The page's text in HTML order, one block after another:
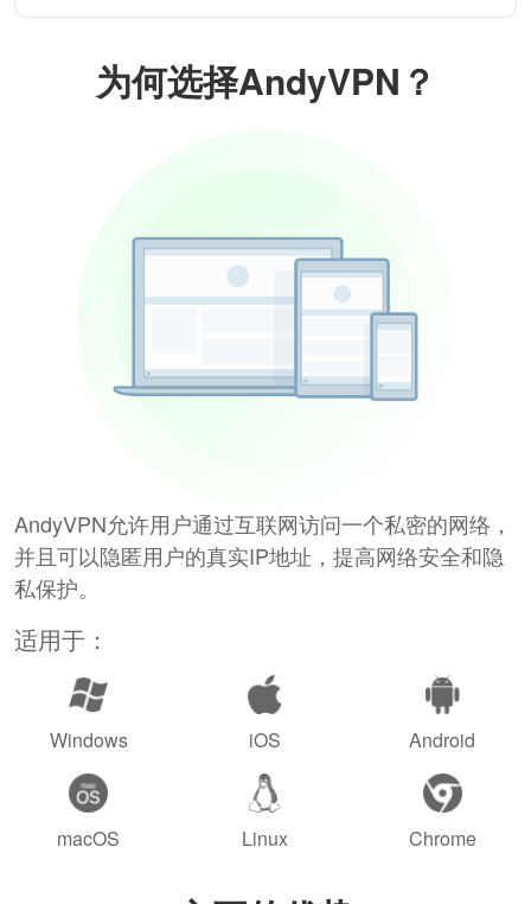
为何选择AndyVPN？
AndyVPN允许用户通过互联网访问一个私密的网络，
并且可以隐匿用户的真实IP地址，提高网络安全和隐
私保护。
适用于：
Windows iOS Android
macOS Linux Chrome